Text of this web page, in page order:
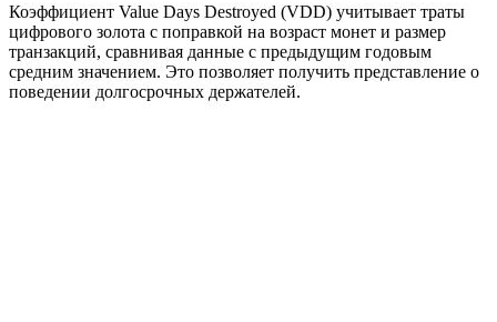
Коэффициент Value Days Destroyed (VDD) учитывает траты
цифрового золота с поправкой на возраст монет и размер
транзакций, сравнивая данные с предыдущим годовым
средним значением. Это позволяет получить представление о
поведении долгосрочных держателей.